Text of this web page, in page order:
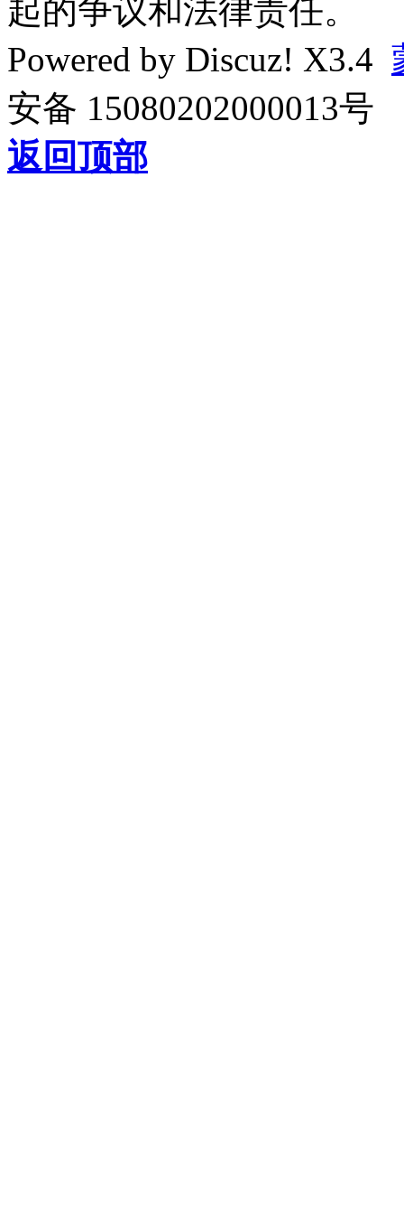
起的争议和法律责任。
Powered by Discuz! X3.4
安备 15080202000013号
返回顶部